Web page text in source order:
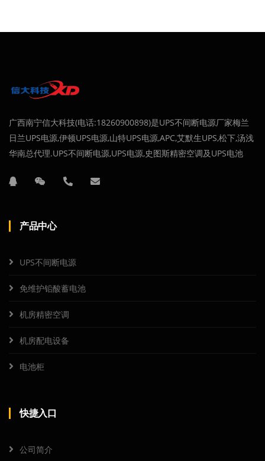
广西南宁信大科技(电话:18260900898)是UPS不间断电源厂家梅兰
日兰UPS电源,伊顿UPS电源,山特UPS电源,APC,艾默生UPS,松下,汤浅
华南总代理.UPS不间断电源,UPS电源,史图斯精密空调及UPS电池
产品中心
UPS不间断电源
免维护铅酸蓄电池
机房精密空调
机房配电设备
电池柜
快捷入口
公司简介